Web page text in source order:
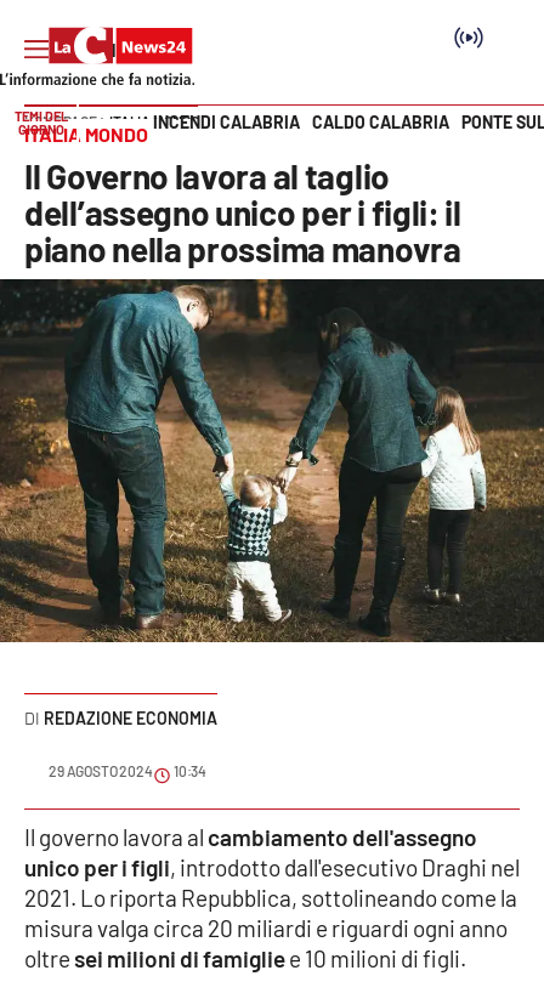
SEZIONI
Cronaca
Politica
Attualità
Economia e lavoro
Italia Mondo
Sanità
Sport
Meteo
Editoriali
VIDEO
Vai
TEMI DEL
GIORNO
INCENDI CALABRIA CALDO CALABRIA PONTE
HOME PAGE ITALIA MONDO
ITALIA MONDO
Il Governo lavora al taglio
dell’assegno unico per i figli: il
piano nella prossima manovra
REDAZIONE ECONOMIA
29 AGOSTO 2024 10:34
Il governo lavora al cambiamento dell'assegno
unico per i figli, introdotto dall'esecutivo Draghi nel
2021. Lo riporta Repubblica, sottolineando come la
misura valga circa 20 miliardi e riguardi ogni anno
oltresei milioni di famigliee 10 milioni di figli.